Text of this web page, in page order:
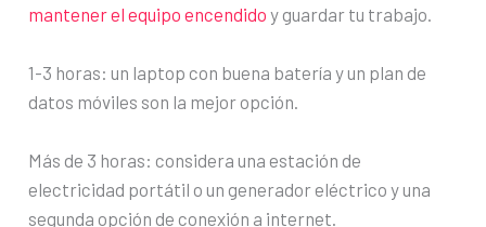
mantener el equipo encendido y guardar tu trabajo.
1-3 horas: un laptop con buena batería y un plan de
datos móviles son la mejor opción.
Más de 3 horas: considera una estación de
electricidad portátil o un generador eléctrico y una
segunda opción de conexión a internet.